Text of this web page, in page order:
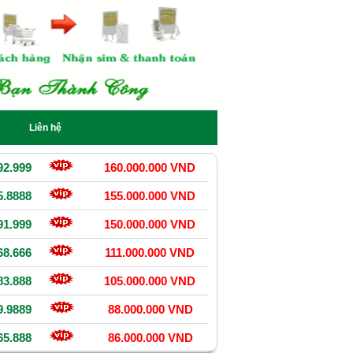
Liên hệ
160.000.000 VND
155.000.000 VND
150.000.000 VND
111.000.000 VND
105.000.000 VND
88.000.000 VND
86.000.000 VND